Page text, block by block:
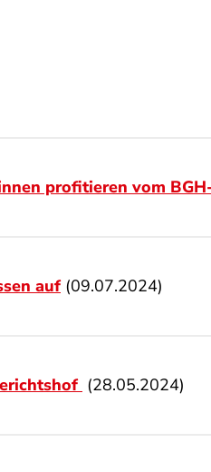
profitieren vom
auf(09.07.2024)
(28.05.2024)